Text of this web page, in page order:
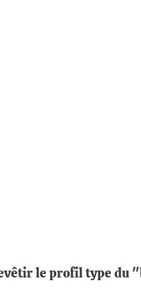
le profil type du